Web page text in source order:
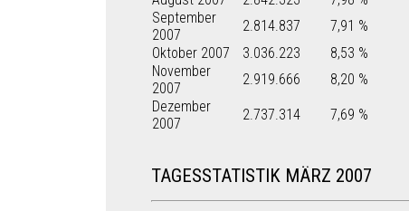
September
2007
2.814.837 7,91 %
Oktober 2007
3.036.223 8,53 %
November
2007
2.919.666 8,20 %
Dezember
2007
2.737.314 7,69 %
TAGESSTATISTIK MÄRZ 2007